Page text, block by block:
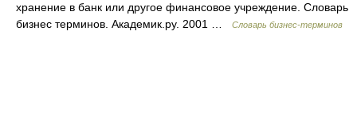
хранение в банк или другое финансовое учреждение. Словарь
бизнес терминов. Академик.ру. 2001 …
Словарь бизнес-терминов